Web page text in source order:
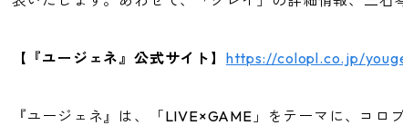
【『ユージェネ』公式サイト】 https://colopl.co.jp/
『ユージェネ』は、「LIVE×GAME」をテーマに、コ